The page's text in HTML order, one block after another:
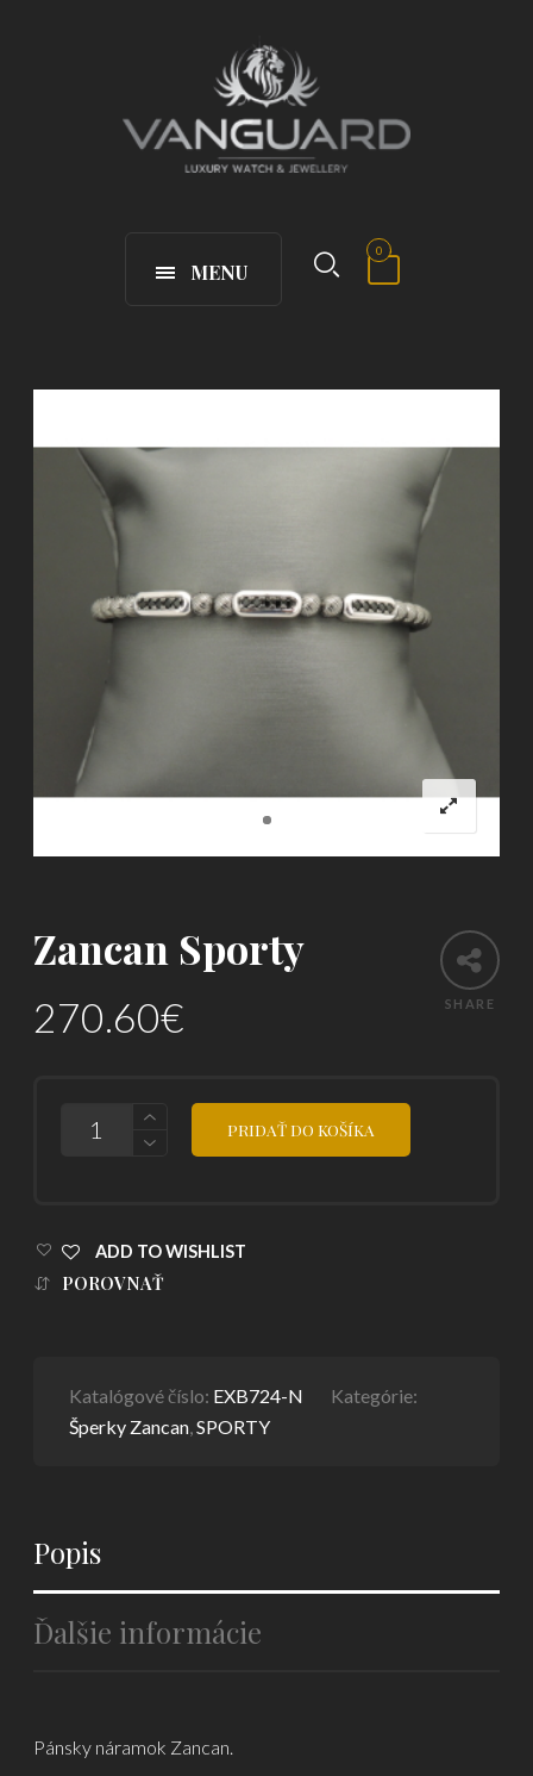
MENU
0
SHARE
Zancan Sporty
270.60€
PRIDAŤ DO KOŠÍKA
ADD TO WISHLIST
POROVNAŤ
Katalógové číslo: EXB724-N
Kategórie:
Šperky Zancan ,SPORTY
Popis
Ďalšie informácie
Pánsky náramok Zancan.